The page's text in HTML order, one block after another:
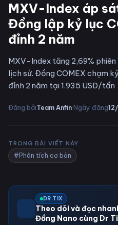
MXV-Index áp
Đồng lập kỷ lục
đỉnh 2 năm
MXV-Index tăng 2,69%
lịch sử. Đồng COMEX chạm
đỉnh 2 năm tại 1.935 USD/tấn
Đăng bởiTeam Anfin·Ngày đăng
TRONG BÀI VIẾT NÀY
#Phân tích cơ bản
DR TIX
Theo dõi và đọc
Đồng Nano cùng Dr